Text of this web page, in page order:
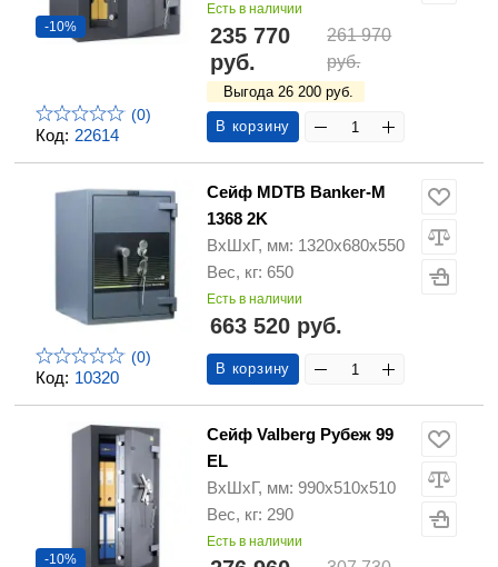
Код: 22614
-10%
(0)
Есть в наличии
235 770
руб.
261 970
руб.
Выгода 26 200 руб.
В корзину
Код: 10320
(0)
Сейф MDTB Banker-M
1368 2K
ВхШхГ, мм: 1320х680х550
Вес, кг: 650
Есть в наличии
663 520 руб.
В корзину
-10%
Сейф Valberg Рубеж 99
EL
ВхШхГ, мм: 990х510х510
Вес, кг: 290
Есть в наличии